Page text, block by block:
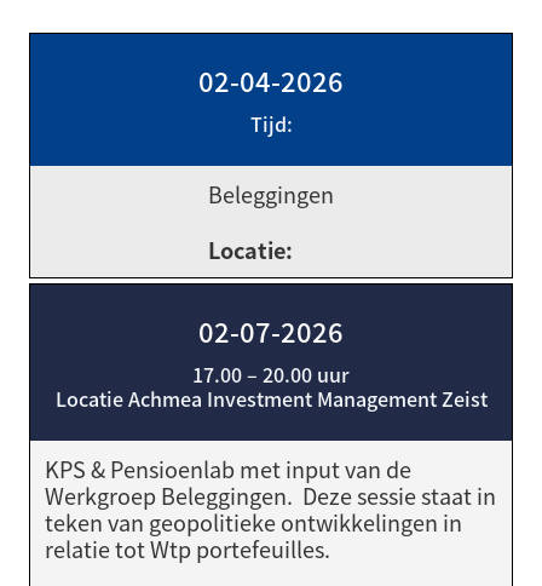
02-04-2026
Tijd:
Beleggingen
Locatie:
02-07-2026
17.00 – 20.00 uur
Locatie Achmea Investment Management Zeist
KPS & Pensioenlab met input van de
Werkgroep Beleggingen. Deze sessie staat in
teken van geopolitieke ontwikkelingen in
relatie tot Wtp portefeuilles.